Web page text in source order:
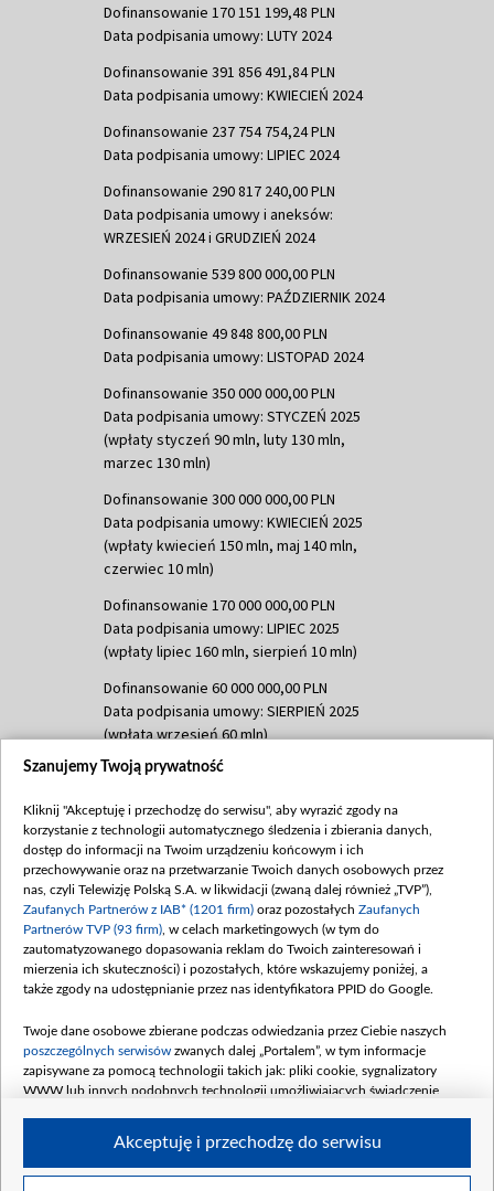
Dofinansowanie 170 151 199,48 PLN
Data podpisania umowy: LUTY 2024
Dofinansowanie 391 856 491,84 PLN
Data podpisania umowy: KWIECIEŃ 2024
Dofinansowanie 237 754 754,24 PLN
Data podpisania umowy: LIPIEC 2024
Dofinansowanie 290 817 240,00 PLN
Data podpisania umowy i aneksów:
WRZESIEŃ 2024 i GRUDZIEŃ 2024
Dofinansowanie 539 800 000,00 PLN
Data podpisania umowy: PAŹDZIERNIK 2024
Dofinansowanie 49 848 800,00 PLN
Data podpisania umowy: LISTOPAD 2024
Dofinansowanie 350 000 000,00 PLN
Data podpisania umowy: STYCZEŃ 2025
(wpłaty styczeń 90 mln, luty 130 mln,
marzec 130 mln)
Dofinansowanie 300 000 000,00 PLN
Data podpisania umowy: KWIECIEŃ 2025
(wpłaty kwiecień 150 mln, maj 140 mln,
czerwiec 10 mln)
Dofinansowanie 170 000 000,00 PLN
Data podpisania umowy: LIPIEC 2025
(wpłaty lipiec 160 mln, sierpień 10 mln)
Dofinansowanie 60 000 000,00 PLN
Data podpisania umowy: SIERPIEŃ 2025
(wpłata wrzesień 60 mln)
Dofinansowanie 635 783 051,21 PLN
(wpłata wrzesień 100 mln, październik 350
mln, listopad 265 mln)
Dofinansowanie 48 862 000,00 PLN
Data podpisania umowy: GRUDZIEŃ 2025
(wpłata grudzień 60,548 mln)
Dofinansowanie 900 000 000,00 PLN
Data podpisania umowy: LUTY 2026 (wpłata
kwiecień 180 mln, 7 maja 180 mln, 8
czerwca 90 mln)
Dofinansowanie 250 000 000,00 PLN
4 sierpnia 250 mln
Szanujemy Twoją prywatność
Kliknij "Akceptuję i przechodzę do serwisu", aby wyrazić zgody na
korzystanie z technologii automatycznego śledzenia i zbierania danych,
dostęp do informacji na Twoim urządzeniu końcowym i ich
przechowywanie oraz na przetwarzanie Twoich danych osobowych przez
nas, czyli Telewizję Polską S.A. w likwidacji (zwaną dalej również „TVP”),
Zaufanych Partnerów z IAB* (1201 firm) oraz pozostałych Zaufanych
Partnerów TVP (93 firm) , w celach marketingowych (w tym do
zautomatyzowanego dopasowania reklam do Twoich zainteresowań i
mierzenia ich skuteczności) i pozostałych, które wskazujemy poniżej, a
także zgody na udostępnianie przez nas identyfikatora PPID do Google.
Twoje dane osobowe zbierane podczas odwiedzania przez Ciebie naszych
poszczególnych serwisów zwanych dalej „Portalem”, w tym informacje
zapisywane za pomocą technologii takich jak: pliki cookie, sygnalizatory
WWW lub innych podobnych technologii umożliwiających świadczenie
Akceptuję i przechodzę do serwisu